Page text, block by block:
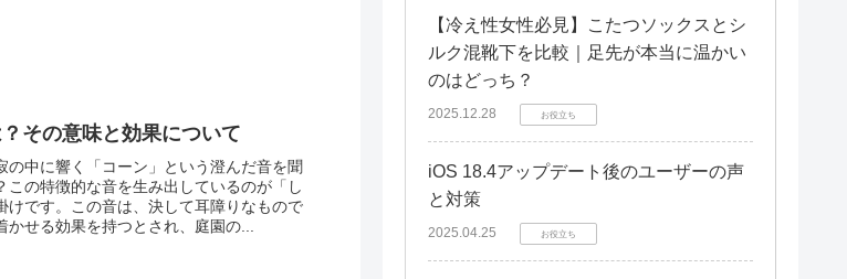
？その意味と効果について
の中に響く「コーン」という澄んだ音を聞
この特徴的な音を生み出しているのが「し
けです。この音は、決して耳障りなもので
せる効果を持つとされ、庭園の...
【冷え性女性必見】こたつソックスとシ
ルク混靴下を比較｜足先が本当に温かい
のはどっち？
2025.12.28 お役立ち
iOS 18.4アップデート後のユーザーの声
と対策
2025.04.25 お役立ち